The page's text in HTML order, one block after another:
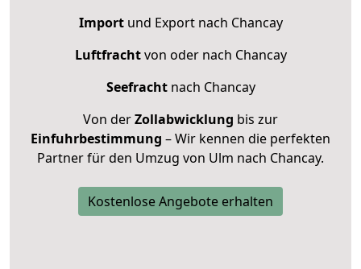
Importund Export nach Chancay
Luftfrachtvon oder nach Chancay
Seefrachtnach Chancay
Von derZollabwicklung bis zur
Einfuhrbestimmung – Wir kennen die perfekten
Partner für den Umzug von Ulm nach Chancay.
Kostenlose Angebote erhalten